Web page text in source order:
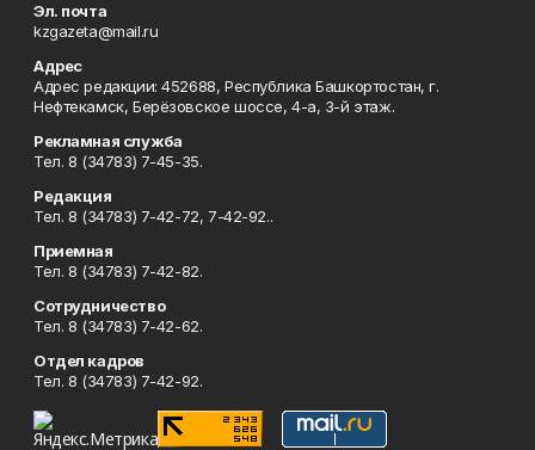
Эл. почта
kzgazeta@mail.ru
Адрес
Адрес редакции: 452688, Республика Башкортостан, г.
Нефтекамск, Берёзовское шоссе, 4-а, 3-й этаж.
Рекламная служба
Тел. 8 (34783) 7-45-35.
Редакция
Тел. 8 (34783) 7-42-72, 7-42-92..
Приемная
Тел. 8 (34783) 7-42-82.
Сотрудничество
Тел. 8 (34783) 7-42-62.
Отдел кадров
Тел. 8 (34783) 7-42-92.